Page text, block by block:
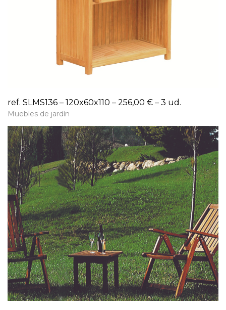
ref. SLMS136 – 120x60x110 – 256,00 € – 3 ud.
Muebles de jardín